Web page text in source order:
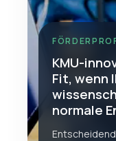
KMU-
Fit, wenn
normale